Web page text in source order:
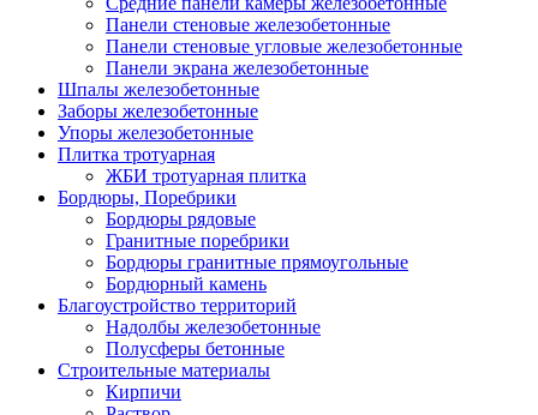
Панели стеновые железобетонные
Панели стеновые угловые железобетонные
Панели экрана железобетонные
Шпалы железобетонные
Заборы железобетонные
Упоры железобетонные
Плитка тротуарная
ЖБИ тротуарная плитка
Бордюры, Поребрики
Бордюры рядовые
Гранитные поребрики
Бордюры гранитные прямоугольные
Бордюрный камень
Благоустройство территорий
Надолбы железобетонные
Полусферы бетонные
Строительные материалы
Кирпичи